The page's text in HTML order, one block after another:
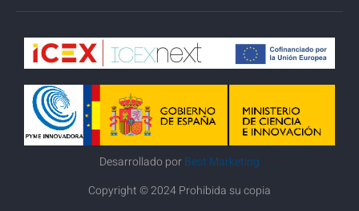
Desarrollado porBest Marketing
Copyright © 2024 Prohibida su copia